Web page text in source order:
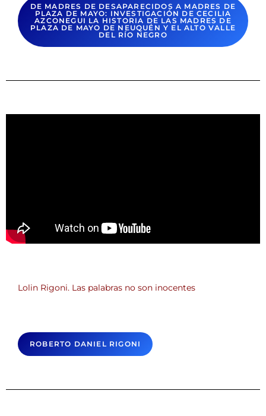
DE MADRES DE DESAPARECIDOS A MADRES DE
PLAZA DE MAYO: INVESTIGACIÓN DE CECILIA
AZCONEGUI LA HISTORIA DE LAS MADRES DE
PLAZA DE MAYO DE NEUQUÉN Y EL ALTO VALLE
DEL RÍO NEGRO
Lolin Rigoni. Las palabras no son inocentes
ROBERTO DANIEL RIGONI